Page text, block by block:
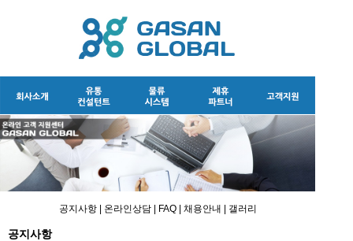
공지사항| 온라인상담| FAQ| 채용안내 | 갤러리
공지사항